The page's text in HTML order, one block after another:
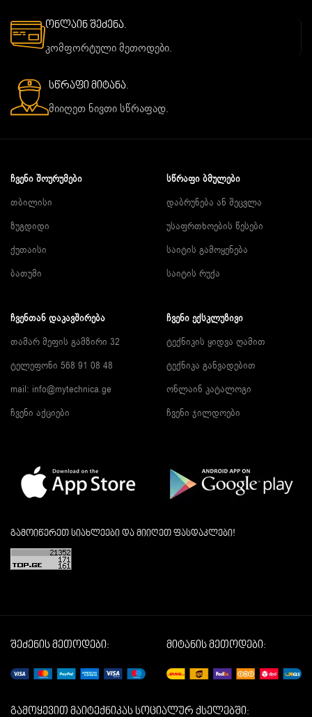
ონლაინ შეძენა.
კომფორტული მეთოდები.
სწრაფი მიტანა.
მიიღეთ ნივთი სწრაფად.
ᲩᲕᲔᲜᲘ ᲨᲝᲣᲠᲣᲛᲔᲑᲘ
თბილისი
ზუგდიდი
ქუთაისი
ბათუმი
ᲡᲬᲠᲐᲤᲘ ᲑᲛᲣᲚᲔᲑᲘ
დაბრუნება ან შეცვლა
უსაფრთხოების წესები
საიტის გამოყენება
საიტის რუქა
ᲩᲕᲔᲜᲗᲐᲜ ᲓᲐᲙᲐᲕᲨᲘᲠᲔᲑᲐ
თამარ მეფის გამზირი 32
ტელეფონი 568 91 08 48
mail: info@mytechnica.ge
ჩვენი აქციები
ᲩᲕᲔᲜᲘ ᲔᲥᲡᲙᲚᲣᲖᲘᲕᲘ
ტექნიკის ყიდვა ღამით
ტექნიკა განვადებით
ონლაინ კატალოგი
ჩვენი ჯილდოები
გამოიწერეთ სიახლეები და მიიღეთ ფასდაკლები!
შეძენის მეთოდები: მიტანის მეთოდები:
გამოყევით მაიტექნიკას სოციალურ ქსელებში: